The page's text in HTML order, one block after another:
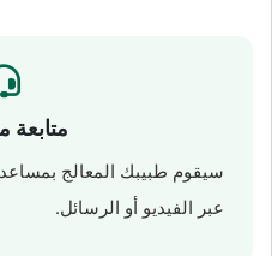
متابعة
سيقوم طبيبك المعالج
عبر الفيديو أو الرسائل.